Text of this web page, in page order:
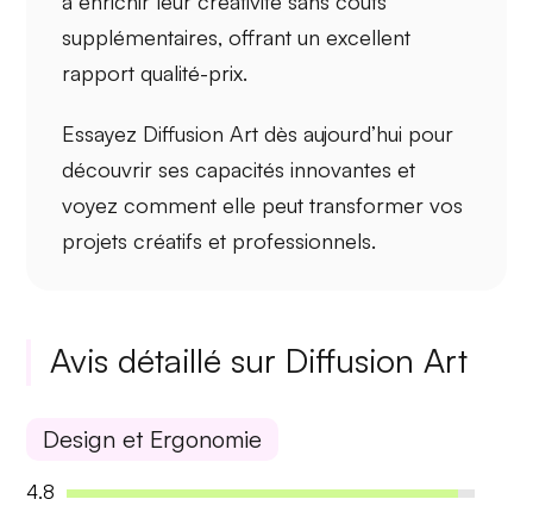
supplémentaires, offrant un excellent
rapport qualité-prix.
Essayez Diffusion Art dès aujourd’hui pour
découvrir sescapacités innovantes et
voyez comment elle peut transformer vos
projets créatifs et professionnels.
Avis détaillé sur Diffusion Art
Design et Ergonomie
4.8